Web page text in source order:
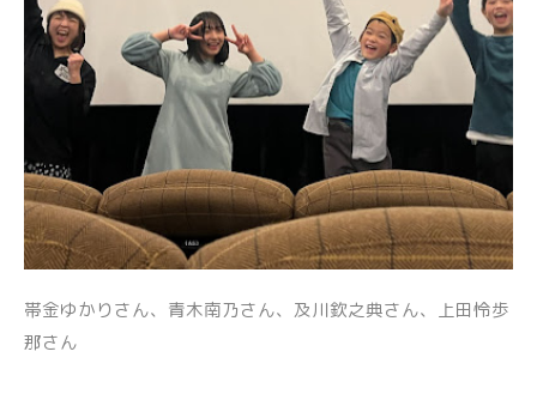
帯金ゆかりさん、青木南乃さん、及川欽之典さん、上田怜歩
那さん